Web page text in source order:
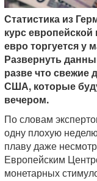
Статистика из
курс
евро торгуется у
Развернуть
разве что свежие
США, которые
вечером.
По словам
одну плохую
плаву даже
Европейским
монетарных